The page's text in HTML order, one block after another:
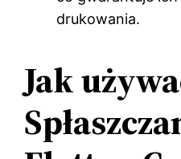
drukowania.
Jak